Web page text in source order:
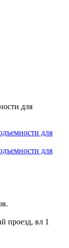
проезд, вл 1